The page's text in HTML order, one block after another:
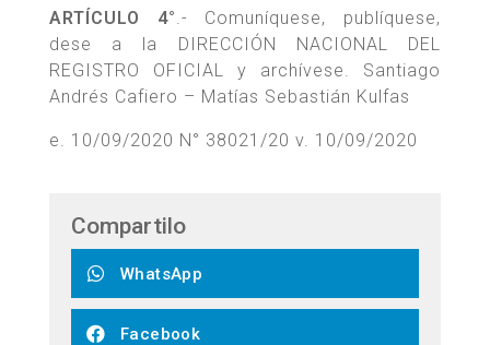
ARTÍCULO 4°.- Comuníquese, publíquese,
dese a la DIRECCIÓN NACIONAL DEL
REGISTRO OFICIAL y archívese. Santiago
Andrés Cafiero – Matías Sebastián Kulfas
e. 10/09/2020 N° 38021/20 v. 10/09/2020
Compartilo
WhatsApp
Facebook